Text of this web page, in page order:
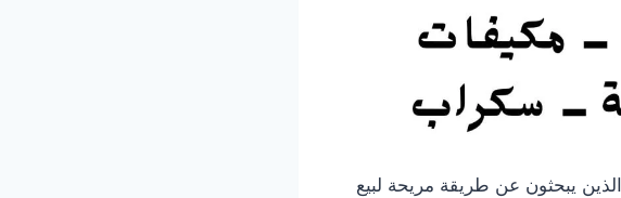
يبحثون عن طريقة مريحة لبيع